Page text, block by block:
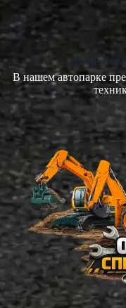
Большой
В нашем автопарке